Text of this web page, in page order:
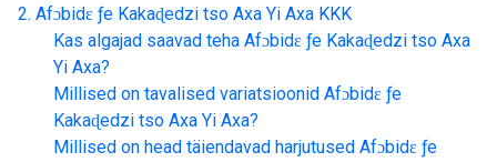
Afɔbidɛ ƒe Kakaɖedzi tso Axa Yi Axa KKK
Kas algajad saavad teha Afɔbidɛ ƒe Kakaɖedzi tso Axa
Yi Axa?
Millised on tavalised variatsioonid Afɔbidɛ ƒe
Kakaɖedzi tso Axa Yi Axa?
Millised on head täiendavad harjutused Afɔbidɛ ƒe